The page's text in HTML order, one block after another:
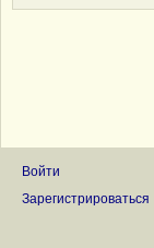
Войти
Зарегистрироваться